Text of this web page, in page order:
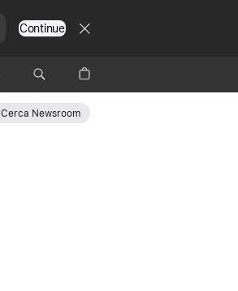
Continue
Cerca Newsroom